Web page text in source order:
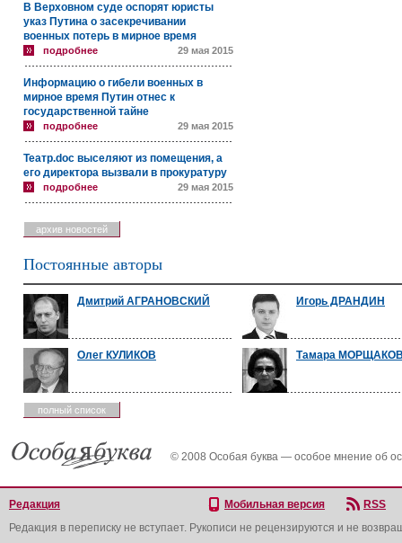
В Верховном суде оспорят юристы
указ Путина о засекречивании
военных потерь в мирное время
подробнее 29 мая 2015
Информацию о гибели военных в
мирное время Путин отнес к
государственной тайне
подробнее 29 мая 2015
Театр.doc выселяют из помещения, а
его директора вызвали в прокуратуру
подробнее 29 мая 2015
архив новостей
Постоянные авторы
Дмитрий АГРАНОВСКИЙ Игорь ДРАНДИН
Олег КУЛИКОВ Тамара
полный список
© 2008 Особая буква — особое мнение об
Редакция Мобильная версия
RSS
Редакция в переписку не вступает. Рукописи не рецензируются и не